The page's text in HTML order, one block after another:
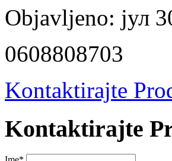
Objavljeno: јул
0608808703
Kontaktirajte
Kontaktirajte